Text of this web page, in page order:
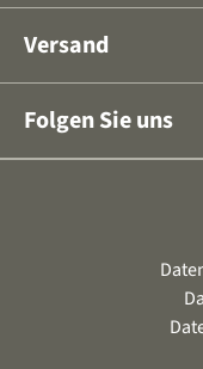
Versand
Folgen Sie uns